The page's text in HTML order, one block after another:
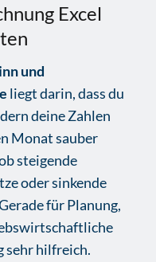
Excel
und
liegt darin, dass du
deine Zahlen
Monat sauber
steigende
oder sinkende
für Planung,
sehr hilfreich.